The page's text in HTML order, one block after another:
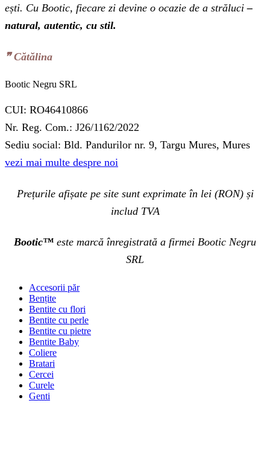
ești. Cu Bootic, fiecare zi devine o ocazie de a străluci –
natural, autentic, cu stil.
❞‬ Cătălina
Bootic Negru SRL
CUI: RO46410866
Nr. Reg. Com.: J26/1162/2022
Sediu social: Bld. Pandurilor nr. 9, Targu Mures, Mures
vezi mai multe despre noi
Prețurile afișate pe site sunt exprimate în lei (RON) și
includ TVA
Bootic™ este marcă înregistrată a firmei Bootic Negru
SRL
Accesorii păr
Bențite
Bentite cu flori
Bentite cu perle
Bentite cu pietre
Bentite Baby
Coliere
Bratari
Cercei
Curele
Genti